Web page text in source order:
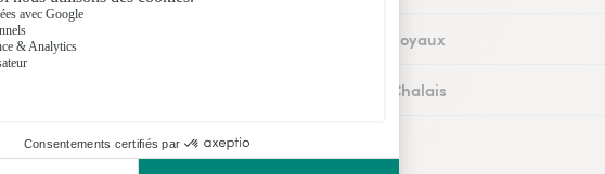
Fleuristes à Soyaux
Fleuristes à Chalais
Nos fleuristes aux Essards